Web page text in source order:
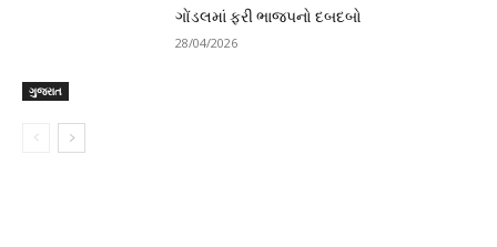
ગુજરાત
ગોંડલમાં ફરી ભાજપનો દબદબો
28/04/2026